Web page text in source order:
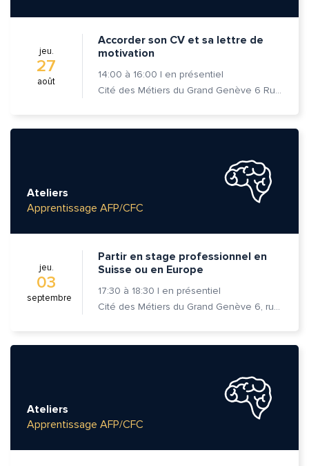
jeu.
27
août
Accorder son CV et sa lettre de
motivation
14:00 à 16:00 | en présentiel
Cité des Métiers du Grand Genève 6 Rue Prévost-Martin 1205 Genève
Ateliers
Apprentissage AFP/CFC
jeu.
03
septembre
Partir en stage professionnel en
Suisse ou en Europe
17:30 à 18:30 | en présentiel
Cité des Métiers du Grand Genève 6, rue Prévost-Martin 1205 Genève
Ateliers
Apprentissage AFP/CFC